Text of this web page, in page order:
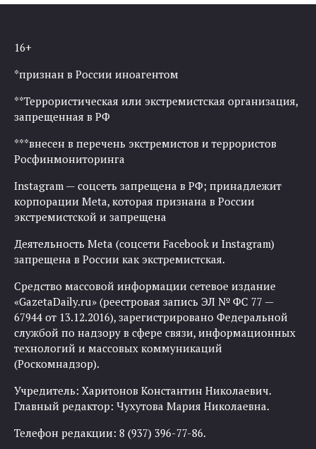
16+
*признан в России иноагентом
**Террористическая или экстремистская организация,
запрещенная в РФ
***внесен в перечень экстремистов и террористов
Росфинмониторинга
Instagram — соцсеть запрещена в РФ; принадлежит
корпорации Meta, которая признана в России
экстремистской и запрещена
Деятельность Meta (соцсети Facebook и Instagram)
запрещена в России как экстремистская.
Средство массовой информации сетевое издание
«GazetaDaily.ru» (реестровая запись ЭЛ № ФС 77 —
67944 от 13.12.2016), зарегистрировано Федеральной
службой по надзору в сфере связи, информационных
технологий и массовых коммуникаций
(Роскомнадзор).
Учредитель: Харитонов Константин Николаевич.
Главный редактор: Чухутова Мария Николаевна.
Телефон редакции: 8 (937) 396-77-86.